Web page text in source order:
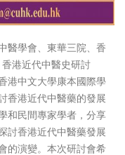
醫學會、東華三院、香
港近代中醫史研討
港中文大學康本國際學
香港近代中醫藥的發展
和民間專家學者，分享
討香港近代中醫藥發展
的演變。本次研討會希